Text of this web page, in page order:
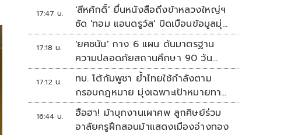
17:47 น.
'สีหศักดิ์' ยื่นหนังสือถึงข้าหลวงใหญ่ฯ
ซัด 'ทอม แอนดรูว์ส' บิดเบือนข้อมูลมุ่ง
แสวงหาผลประโยชน์ทางการเมือง
17:18 น.
'ยศชนัน' กาง 6 แผน ดันมาตรฐาน
ความปลอดภัยสถานศึกษา 90 วัน
ป้องกันก่อเหตุรุนแรง
17:12 น.
ทบ. โต้กัมพูชา ย้ำไทยใช้กำลังตาม
กรอบกฎหมาย มุ่งเฉพาะเป้าหมายทาง
ทหาร
16:44 น.
ฮือฮา! ม้าบุกงานเผาศพ ลูกศิษย์ร่วม
อาลัยครูฝึกสอนม้าแสดงเมืองอ่างทอง